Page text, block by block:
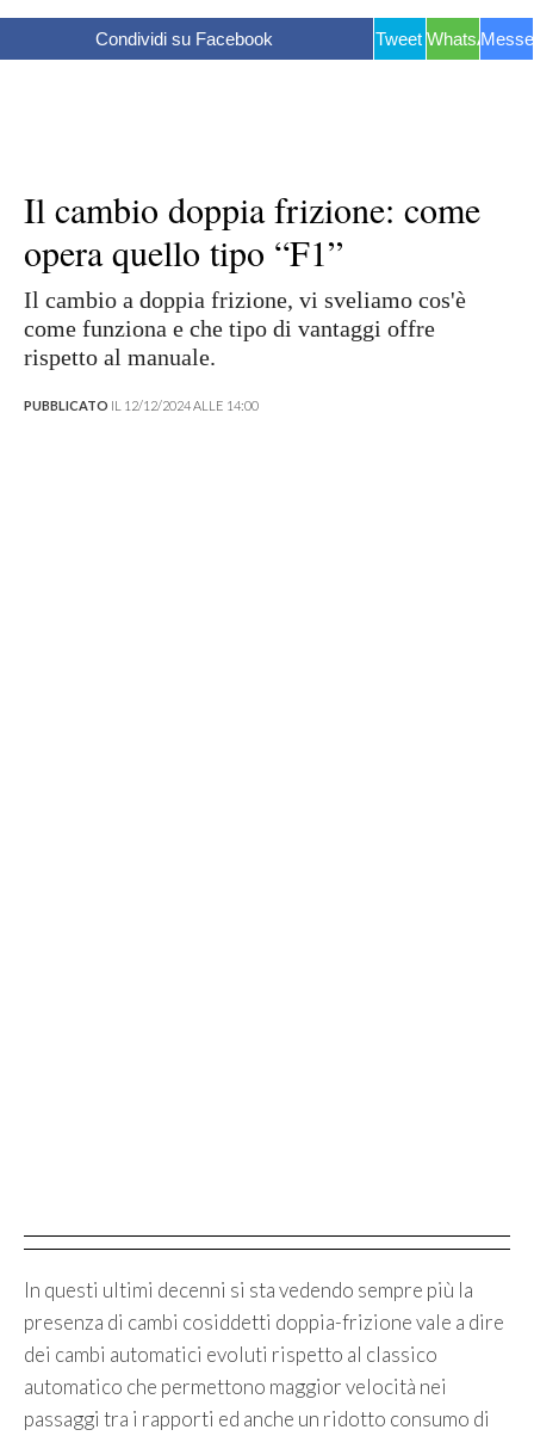
Condividi su Facebook Tweet WhatsApp
Il cambio doppia frizione: come
opera quello tipo “F1”
Il cambio a doppia frizione, vi sveliamo cos'è
come funziona e che tipo di vantaggi offre
rispetto al manuale.
PUBBLICATO IL 12/12/2024 ALLE 14:00
In questi ultimi decenni si sta vedendo sempre più la
presenza di cambi cosiddetti doppia-frizione vale a dire
dei cambi automatici evoluti rispetto al classico
automatico che permettono maggior velocità nei
passaggi tra i rapporti ed anche un ridotto consumo di